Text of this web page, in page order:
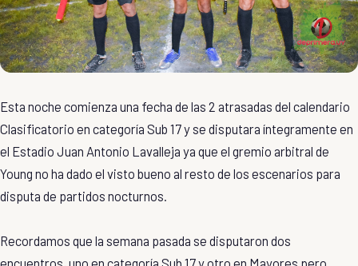
Esta noche comienza una fecha de las 2 atrasadas del calendario
Clasificatorio en categoría Sub 17 y se disputara íntegramente en
el Estadio Juan Antonio Lavalleja ya que el gremio arbitral de
Young no ha dado el visto bueno al resto de los escenarios para
disputa de partidos nocturnos.
Recordamos que la semana pasada se disputaron dos
encuentros, uno en categoría Sub 17 y otro en Mayores pero